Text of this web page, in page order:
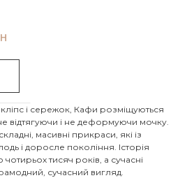
кліпс і сережок, Кафи розміщуються
відтягуючи і не деформуючи мочку.
масивні прикраси, які із
і доросле покоління. Історія
тисяч років, а сучасні
сучасний вигляд.